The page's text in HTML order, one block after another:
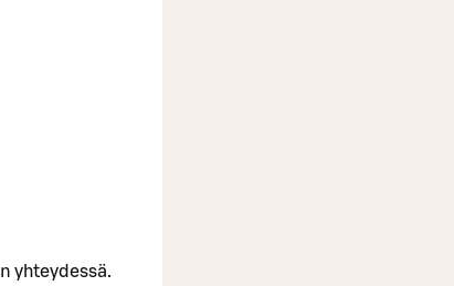
yhteydessä.